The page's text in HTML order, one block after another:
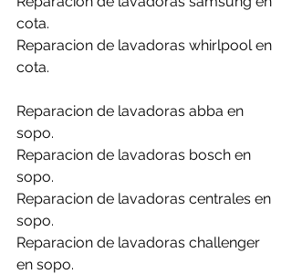
cota.
Reparacion de lavadoras whirlpool en
cota.
Reparacion de lavadoras abba en
sopo.
Reparacion de lavadoras bosch en
sopo.
Reparacion de lavadoras centrales en
sopo.
Reparacion de lavadoras challenger
en sopo.